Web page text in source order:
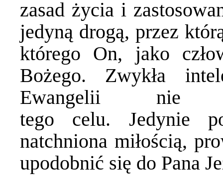
zasad życia i
jedyną drogą, przez
którego On, jako
Bożego. Zwykła
Ewangelii
tego celu. Jedynie
natchniona miłością,
upodobnić się do Pana